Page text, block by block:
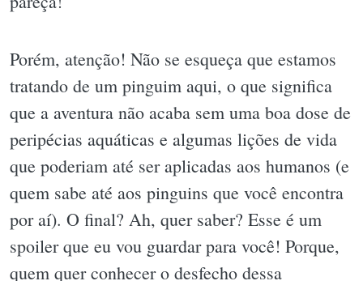
Porém, atenção! Não se esqueça que estamos
tratando de um pinguim aqui, o que significa
que a aventura não acaba sem uma boa dose de
peripécias aquáticas e algumas lições de vida
que poderiam até ser aplicadas aos humanos (e
quem sabe até aos pinguins que você encontra
por aí). O final? Ah, quer saber? Esse é um
spoiler que eu vou guardar para você! Porque,
quem quer conhecer o desfecho dessa